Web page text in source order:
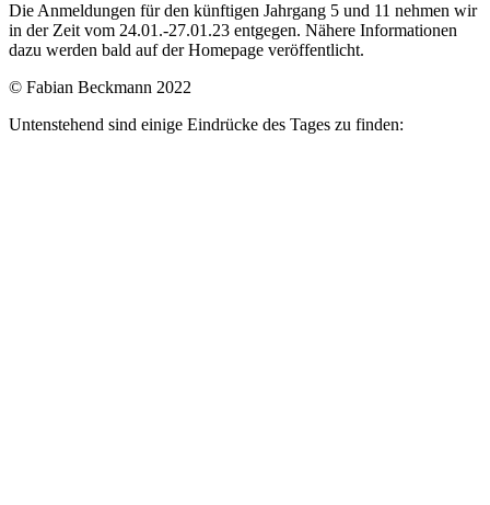
Die Anmeldungen für den künftigen Jahrgang 5 und 11 nehmen wir
in der Zeit vom 24.01.-27.01.23 entgegen. Nähere Informationen
dazu werden bald auf der Homepage veröffentlicht.
© Fabian Beckmann 2022
Untenstehend sind einige Eindrücke des Tages zu finden: